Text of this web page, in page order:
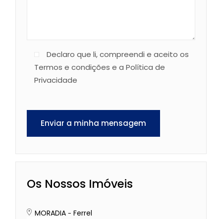
Declaro que li, compreendi e aceito os
Termos e condições e a Política de
Privacidade
Enviar a minha mensagem
Os Nossos Imóveis
MORADIA Ferrel